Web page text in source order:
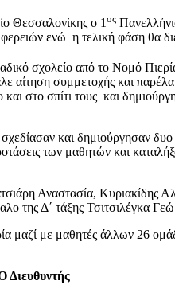
Θεσσαλονίκης ο 1 ος
ενώ η τελική φάση θα
σχολείο από το Νομό
συμμετοχής και
στο σπίτι τους και
σχεδίασαν και δημιούργησαν
των μαθητών και
Αναστασία, Κυριακίδης
της Δ΄ τάξης Τσιτσιλέγκα
μαζί με μαθητές άλλων 26
Διευθυντής